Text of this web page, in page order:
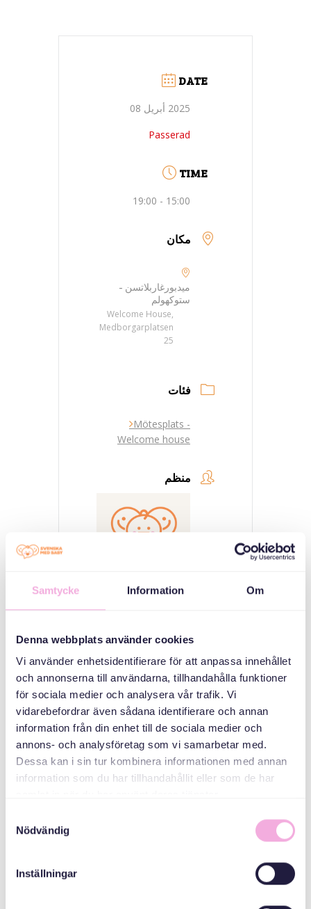
Samtycke Information Om
Denna webbplats använder cookies
Vi använder enhetsidentifierare för att anpassa innehållet
och annonserna till användarna, tillhandahålla funktioner
för sociala medier och analysera vår trafik. Vi
vidarebefordrar även sådana identifierare och annan
information från din enhet till de sociala medier och
annons- och analysföretag som vi samarbetar med.
Dessa kan i sin tur kombinera informationen med annan
information som du har tillhandahållit eller som de har
Nödvändig
Inställningar
DATE
2025 أبريل 08
Passerad
TIME
15:00 - 19:00
مكان
ميدبورغاربلاتسن -
ستوكهولم
Welcome House,
Medborgarplatsen
25
فئات
Mötesplats -
Welcome house
منظم
Email
bokningen@svenskamedbaby.se
المنظمون المشاركون
Stockholms Stad